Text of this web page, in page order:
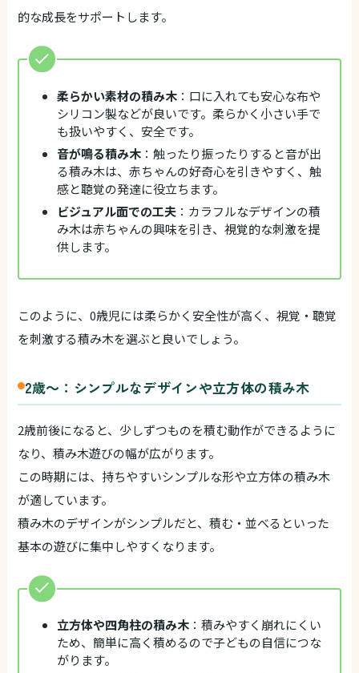
的な成長をサポートします。
柔らかい素材の積み木：口に入れても安心な布や
シリコン製などが良いです。柔らかく小さい手で
も扱いやすく、安全です。
音が鳴る積み木：触ったり振ったりすると音が出
る積み木は、赤ちゃんの好奇心を引きやすく、触
感と聴覚の発達に役立ちます。
ビジュアル面での工夫：カラフルなデザインの積
み木は赤ちゃんの興味を引き、視覚的な刺激を提
供します。
このように、0歳児には柔らかく安全性が高く、視覚・聴覚
を刺激する積み木を選ぶと良いでしょう。
2歳～：シンプルなデザインや立方体の積み木
2歳前後になると、少しずつものを積む動作ができるように
なり、積み木遊びの幅が広がります。
この時期には、持ちやすいシンプルな形や立方体の積み木
が適しています。
積み木のデザインがシンプルだと、積む・並べるといった
基本の遊びに集中しやすくなります。
立方体や四角柱の積み木：積みやすく崩れにくい
ため、簡単に高く積めるので子どもの自信につな
がります。